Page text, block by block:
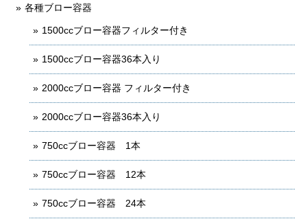
各種ブロー容器
1500ccブロー容器フィルター付き
1500ccブロー容器36本入り
2000ccブロー容器 フィルター付き
2000ccブロー容器36本入り
750ccブロー容器 1本
750ccブロー容器 12本
750ccブロー容器 24本